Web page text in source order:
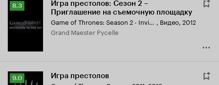
Рейтинг
8.3
8.3
Игра престолов: Сезон 2 –
Приглашение на съемочную площадку
Game of Thrones: Season 2 - Invitation to the Set , Видео, 2012
Grand Maester Pycelle
Рейтинг
9.0 Игра престолов